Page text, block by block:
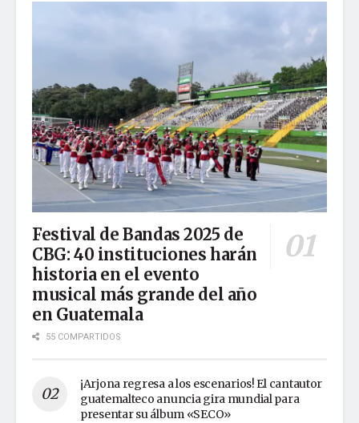
Festival de Bandas 2025 de
CBG: 40 instituciones harán
historia en el evento
musical más grande del año
en Guatemala
55 COMPARTIDOS
¡Arjona regresa a los escenarios! El cantautor
guatemalteco anuncia gira mundial para
presentar su álbum «SECO»